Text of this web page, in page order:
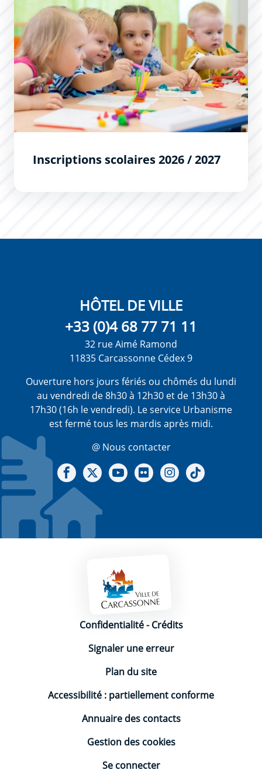
Inscriptions scolaires 2026 / 2027
HÔTEL DE VILLE
+33 (0)4 68 77 71 11
32 rue Aimé Ramond
11835 Carcassonne Cédex 9
Ouverture hors jours fériés ou chômés du lundi
au vendredi de 8h30 à 12h30 et de 13h30 à
17h30 (16h le vendredi). Le service Urbanisme
est fermé tous les mardis après midi.
@ Nous contacter
Notre Facebook
Notre X - (twitter)
Notre chaine Youtube
Notre Gallerie sur Flickr
Notre Instagram
Mentions légales
Confidentialité-Crédits
Signaler une erreur
Plan du site
Accessibilité : partiellement conforme
Annuaire des contacts
Gestion des cookies
Se connecter